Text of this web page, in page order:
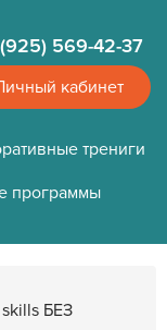
569-42-37
кабинет
трениги
программы
БЕЗ